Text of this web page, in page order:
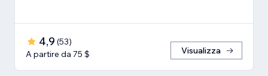
4,9 (53)
A partire da 75 $
Visualizza